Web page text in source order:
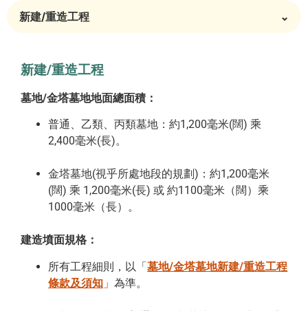
新建/重造工程 ⌄
新建/重造工程
墓地/金塔墓地地面總面積：
普通、乙類、丙類墓地：約1,200毫米(闊) 乘
2,400毫米(長)。
金塔墓地(視乎所處地段的規劃)：約1,200毫米
(闊) 乘 1,200毫米(長) 或 約1100毫米（闊）乘
1000毫米（長）。
建造墳面規格：
所有工程細則，以「墓地/金塔墓地新建/重造工程
條款及須知 」為準。